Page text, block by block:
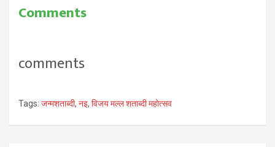
Comments
comments
Tags: जन्मशताब्दी, नइ, विजय मल्ल शताब्दी महोत्सव